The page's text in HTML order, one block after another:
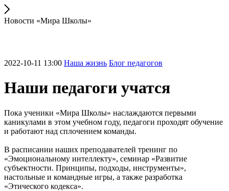
Новости «Мира Школы»
2022-10-11 13:00 Наша жизнь Блог педагогов
Наши педагоги учатся
Пока ученики «Мира Школы» наслаждаются первыми
каникулами в этом учебном году, педагоги проходят обучение
и работают над сплочением команды.
В расписании наших преподавателей тренинг по
«Эмоциональному интеллекту», семинар «Развитие
субъектности. Принципы, подходы, инструменты»,
настольные и командные игры, а также разработка
«Этического кодекса».